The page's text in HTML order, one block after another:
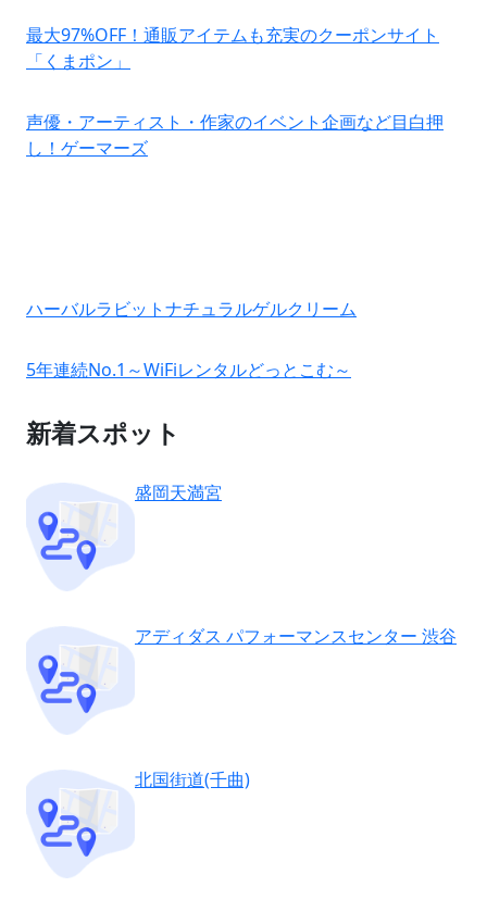
最大97%OFF！通販アイテムも充実のクーポンサイト
「くまポン」
声優・アーティスト・作家のイベント企画など目白押
し！ゲーマーズ
ハーバルラビットナチュラルゲルクリーム
5年連続No.1～WiFiレンタルどっとこむ～
新着スポット
盛岡天満宮
アディダス パフォーマンスセンター 渋谷
北国街道(千曲)